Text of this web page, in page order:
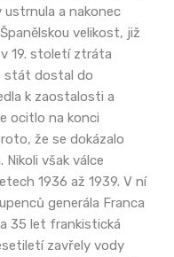
ustrnula a nakonec
velikost, již
19. století ztráta
stát dostal do
k zaostalosti a
ocitlo na konci
že se dokázalo
však válce
1936 až 1939. V ní
generála Franca
35 let frankistická
zavřely vody